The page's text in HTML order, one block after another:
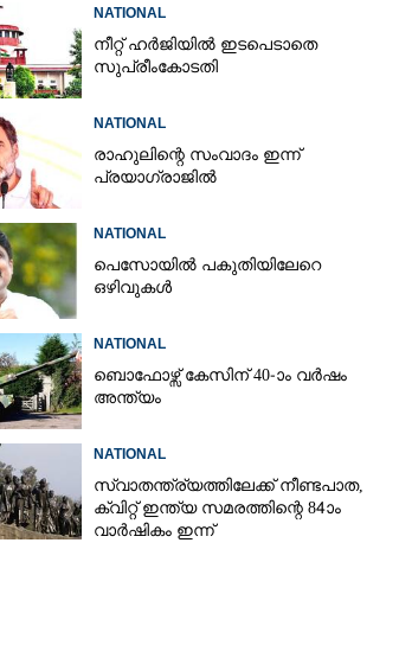
NATIONAL
നീറ്റ് ഹർജിയിൽ ഇടപെടാതെ
സുപ്രീംകോടതി
NATIONAL
രാഹുലിന്റെ സംവാദം ഇന്ന്
പ്രയാഗ്‌രാജിൽ
NATIONAL
പെസോയിൽ പകുതിയിലേറെ
ഒഴിവുകൾ
NATIONAL
ബൊഫോഴ്സ് കേസിന് 40-ാം വ‌ർഷം
അന്ത്യം
NATIONAL
സ്വാതന്ത്ര്യത്തിലേക്ക് നീണ്ടപാത,
ക്വിറ്റ് ഇന്ത്യ സമരത്തിന്റെ 84ാം
വാർഷികം ഇന്ന്